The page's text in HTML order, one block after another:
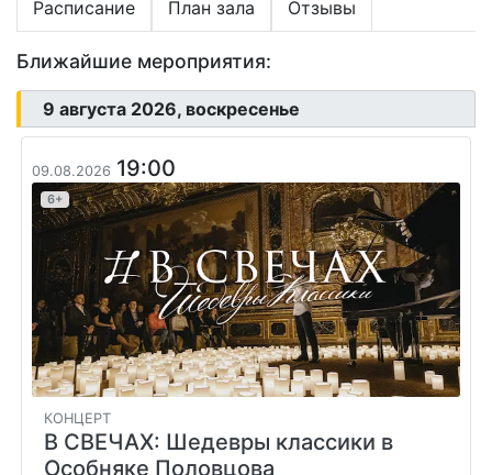
Расписание План зала Отзывы
Ближайшие мероприятия:
9 августа 2026, воскресенье
09.08.2026 19:00
6+
КОНЦЕРТ
В СВЕЧАХ: Шедевры классики в
Особняке Половцова